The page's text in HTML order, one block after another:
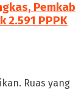
Pemkab
2.591 PPPK
Ruas yang